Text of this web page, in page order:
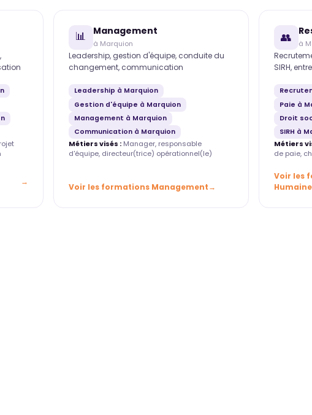
📊 Management
à Marquion
Leadership, gestion d'équipe, conduite du
changement, communication
Leadership à Marquion
Gestion d'équipe à Marquion
Management à Marquion
Communication à Marquion
Métiers visés : Manager, responsable
d'équipe, directeur(trice) opérationnel(le)
Voir les formations Management
👥 à
SIRH,
Paie à
Droit
SIRH à
Métiers
de paie,
Voir les